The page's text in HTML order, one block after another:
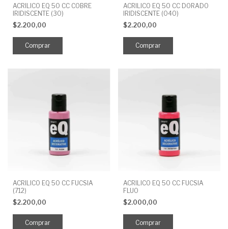
ACRILICO EQ 50 CC COBRE
IRIDISCENTE (30)
$2.200,00
ACRILICO EQ 50 CC DORADO
IRIDISCENTE (040)
$2.200,00
ACRILICO EQ 50 CC FUCSIA
(712)
$2.200,00
ACRILICO EQ 50 CC FUCSIA
FLUO
$2.000,00